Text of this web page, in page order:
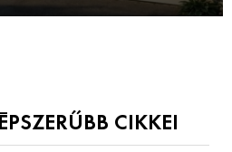
CIKKEI